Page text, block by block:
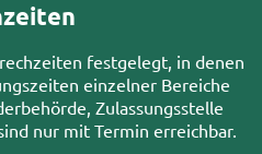
festgelegt, in denen
einzelner Bereiche
Zulassungsstelle
nur mit Termin erreichbar.